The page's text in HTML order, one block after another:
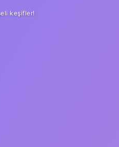
keşifler!